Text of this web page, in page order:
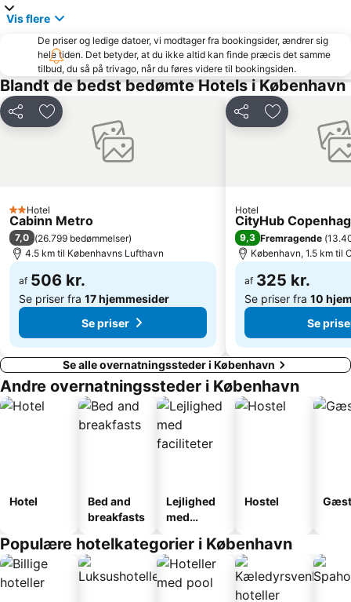
Royal Copenhagen
København Zoo
Dyrehaven
Strøget
Snekkersten
Christiania
Christiansborg Palace
Frederiksberg Centret
Rødovre Centrum
Helsingør Havn
Malmö Arena
Kastellet
Københavns Bymuseum
Hundige
Home of Carlsberg
Fredensborg slot
Copenhagen Port
Vis flere
De priser og ledige datoer, vi modtager fra bookingsider, ændrer sig
hele tiden. Det betyder, at du ikke altid kan finde præcis det samme
tilbud, du så på trivago, når du føres videre til bookingsiden.
Blandt de bedst bedømte Hotels i København
Del Føj til favoritter
2 Stjerner
Hotel
Cabinn Metro
7,0 (26.799 bedømmelser)
4.5 km til Københavns Lufthavn
af 506 kr.
Se priser fra 17 hjemmesider
Se priser
Del Føj til
Hotel
CityHub
9,3 Fremragende (
København, 1.5 km til
af 325 kr.
Se priser fra 10
Se
Se alle overnatningssteder i København
Andre overnatningssteder i København
Hotel
Bed and
breakfasts
Lejlighed
med
Hostel
Populære hotelkategorier i København